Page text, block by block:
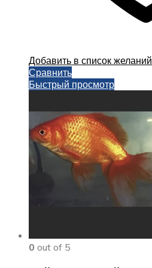
Добавить в список желаний
Сравнить
Быстрый просмотр
0 out of 5